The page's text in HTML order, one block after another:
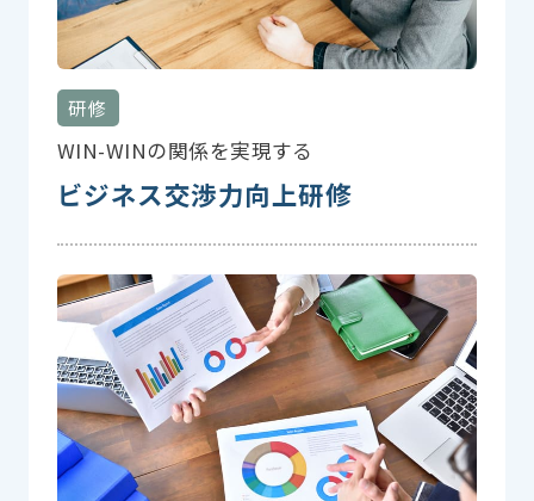
研修
WIN-WINの関係を実現する
ビジネス交渉力向上研修